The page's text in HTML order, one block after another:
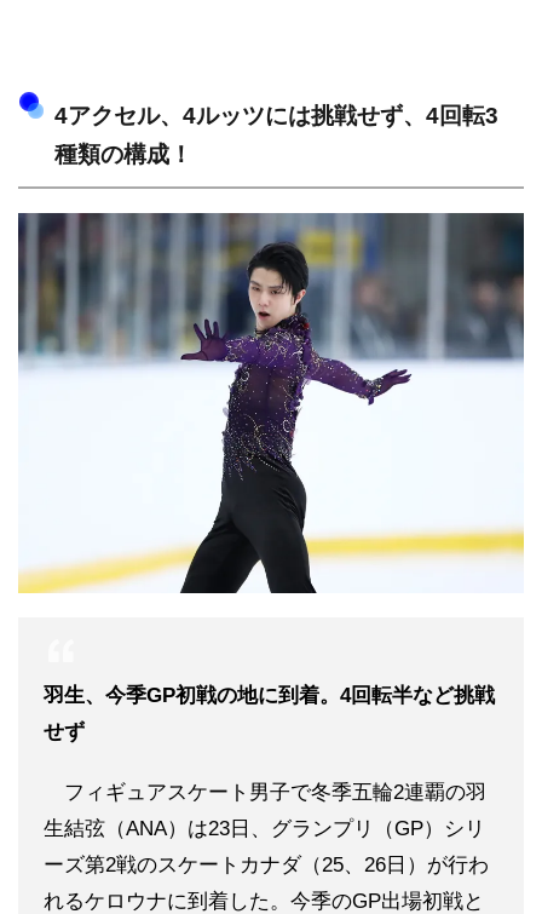
4アクセル、4ルッツには挑戦せず、4回転3
種類の構成！
羽生、今季GP初戦の地に到着。4回転半など挑戦
せず
フィギュアスケート男子で冬季五輪2連覇の羽
生結弦（ANA）は23日、グランプリ（GP）シリ
ーズ第2戦のスケートカナダ（25、26日）が行わ
れるケロウナに到着した。今季のGP出場初戦と